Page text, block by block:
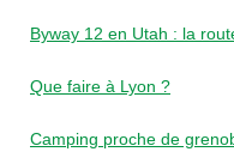
Byway 12 en Utah : la
Que faire à Lyon ?
Camping proche de